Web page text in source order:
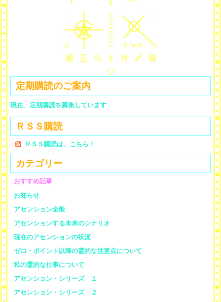
定期購読のご案内
現在、定期購読を募集しています
ＲＳＳ購読
ＲＳＳ購読は、こちら！
カテゴリー
おすすめ記事
お知らせ
アセンション全般
アセンションする未来のシナリオ
現在のアセンションの状況
ゼロ・ポイント以降の霊的な注意点について
私の霊的な仕事について
アセンション・シリーズ １
アセンション・シリーズ ２